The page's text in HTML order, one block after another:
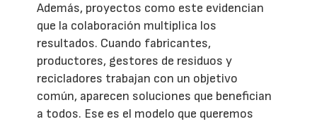
Además, proyectos como este evidencian
que la colaboración multiplica los
resultados. Cuando fabricantes,
productores, gestores de residuos y
recicladores trabajan con un objetivo
común, aparecen soluciones que benefician
a todos. Ese es el modelo que queremos